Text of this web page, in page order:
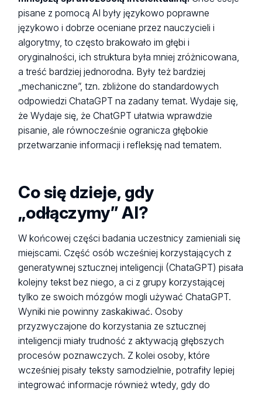
pisane z pomocą AI były językowo poprawne
językowo i dobrze oceniane przez nauczycieli i
algorytmy, to często brakowało im głębi i
oryginalności, ich struktura była mniej zróżnicowana,
a treść bardziej jednorodna. Były też bardziej
„mechaniczne”, tzn. zbliżone do standardowych
odpowiedzi ChataGPT na zadany temat. Wydaje się,
że Wydaje się, że ChatGPT ułatwia wprawdzie
pisanie, ale równocześnie ogranicza głębokie
przetwarzanie informacji i refleksję nad tematem.
Co się dzieje, gdy
„odłączymy” AI?
W końcowej części badania uczestnicy zamieniali się
miejscami. Część osób wcześniej korzystających z
generatywnej sztucznej inteligencji (ChataGPT) pisała
kolejny tekst bez niego, a ci z grupy korzystającej
tylko ze swoich mózgów mogli używać ChataGPT.
Wyniki nie powinny zaskakiwać. Osoby
przyzwyczajone do korzystania ze sztucznej
inteligencji miały trudność z aktywacją głębszych
procesów poznawczych. Z kolei osoby, które
wcześniej pisały teksty samodzielnie, potrafiły lepiej
integrować informacje również wtedy, gdy do